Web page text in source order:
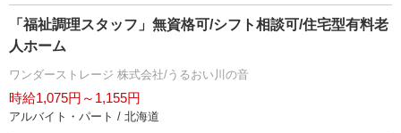
「福祉調理スタッフ」無資格可/シフト相談可/住宅型有料老
人ホーム
ワンダーストレージ 株式会社/うるおい川の音
時給1,075円～1,155円
アルバイト・パート / 北海道